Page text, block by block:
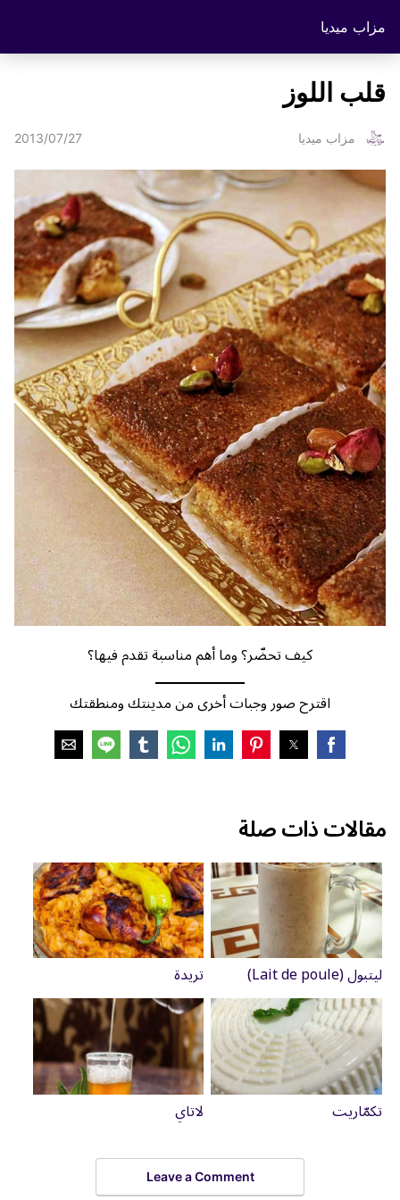
مزاب ميديا
قلب اللوز
مزاب ميديا 2013/07/27
كيف تحضّر؟ وما أهم مناسبة تقدم فيها؟
اقترح صور وجبات أخرى من مدينتك ومنطقتك
مقالات ذات صلة
ليتبول (Lait de poule) تريدة
تكمّاريت لاتاي
Leave a Comment